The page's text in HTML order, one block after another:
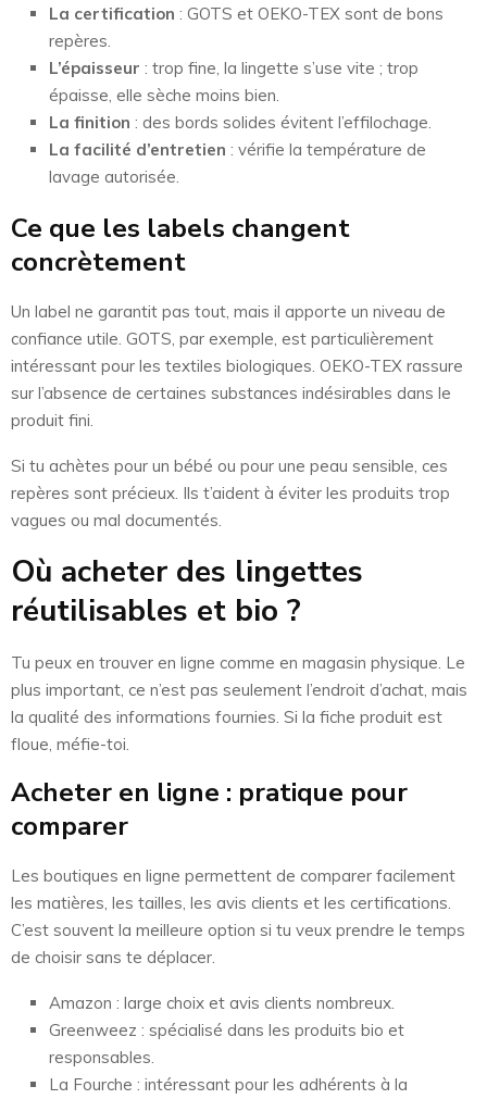
La certification : GOTS et OEKO-TEX sont de bons
repères.
L’épaisseur : trop fine, la lingette s’use vite ; trop
épaisse, elle sèche moins bien.
La finition : des bords solides évitent l’effilochage.
La facilité d’entretien : vérifie la température de
lavage autorisée.
Ce que les labels changent
concrètement
Un label ne garantit pas tout, mais il apporte un niveau de
confiance utile. GOTS, par exemple, est particulièrement
intéressant pour les textiles biologiques. OEKO-TEX rassure
sur l’absence de certaines substances indésirables dans le
produit fini.
Si tu achètes pour un bébé ou pour une peau sensible, ces
repères sont précieux. Ils t’aident à éviter les produits trop
vagues ou mal documentés.
Où acheter des lingettes
réutilisables et bio ?
Tu peux en trouver en ligne comme en magasin physique. Le
plus important, ce n’est pas seulement l’endroit d’achat, mais
la qualité des informations fournies. Si la fiche produit est
floue, méfie-toi.
Acheter en ligne : pratique pour
comparer
Les boutiques en ligne permettent de comparer facilement
les matières, les tailles, les avis clients et les certifications.
C’est souvent la meilleure option si tu veux prendre le temps
de choisir sans te déplacer.
Amazon : large choix et avis clients nombreux.
Greenweez : spécialisé dans les produits bio et
responsables.
La Fourche : intéressant pour les adhérents à la